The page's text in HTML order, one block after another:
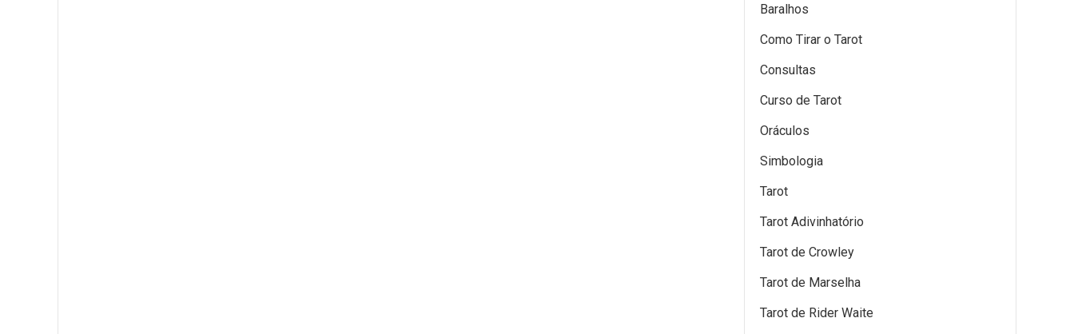
Baralhos
Como Tirar o Tarot
Consultas
Curso de Tarot
Oráculos
Simbologia
Tarot
Tarot Adivinhatório
Tarot de Crowley
Tarot de Marselha
Tarot de Rider Waite